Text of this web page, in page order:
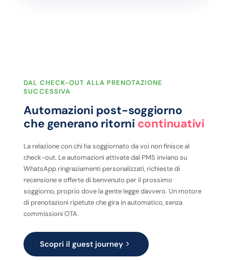
DAL CHECK-OUT ALLA PRENOTAZIONE
SUCCESSIVA
Automazioni post-soggiorno
che generano ritorni continuativi
La relazione con chi ha soggiornato da voi non finisce al
check-out. Le automazioni attivate dal PMS inviano su
WhatsApp ringraziamenti personalizzati, richieste di
recensione e offerte di benvenuto per il prossimo
soggiorno, proprio dove la gente legge davvero. Un motore
di prenotazioni ripetute che gira in automatico, senza
commissioni OTA.
Scopri il guest journey